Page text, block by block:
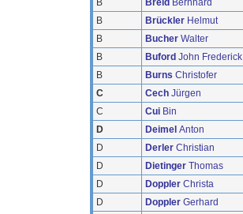
B
Breid Bernhard
B
Brückler Helmut
B
Bucher Walter
B
Buford John Frederick
B
Burns Christofer
C
Cech Jürgen
C
Cui Bin
D
Deimel Anton
D
Derler Christian
D
Dietinger Thomas
D
Doppler Christa
D
Doppler Gerhard